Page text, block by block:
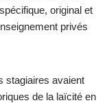
original et
privés
stagiaires avaient
de la laïcité en